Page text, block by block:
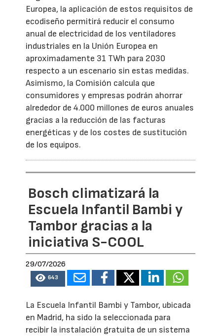
Europea, la aplicación de estos requisitos de
ecodiseño permitirá reducir el consumo
anual de electricidad de los ventiladores
industriales en la Unión Europea en
aproximadamente 31 TWh para 2030
respecto a un escenario sin estas medidas.
Asimismo, la Comisión calcula que
consumidores y empresas podrán ahorrar
alrededor de 4.000 millones de euros anuales
gracias a la reducción de las facturas
energéticas y de los costes de sustitución
de los equipos.
Bosch climatizará la
Escuela Infantil Bambi y
Tambor gracias a la
iniciativa S-COOL
29/07/2026
643
La Escuela Infantil Bambi y Tambor, ubicada
en Madrid, ha sido la seleccionada para
recibir la instalación gratuita de un sistema